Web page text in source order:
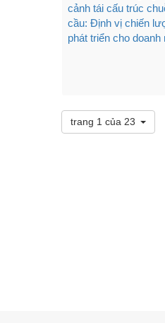
cảnh tái cấu trúc
cầu: Định vị chiến
phát triển cho doanh
trang 1 của 23